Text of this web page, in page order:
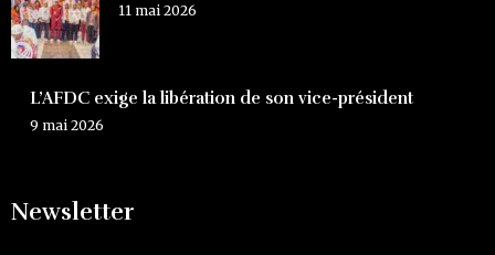
11 mai 2026
L’AFDC exige la libération de son vice-président
9 mai 2026
Newsletter